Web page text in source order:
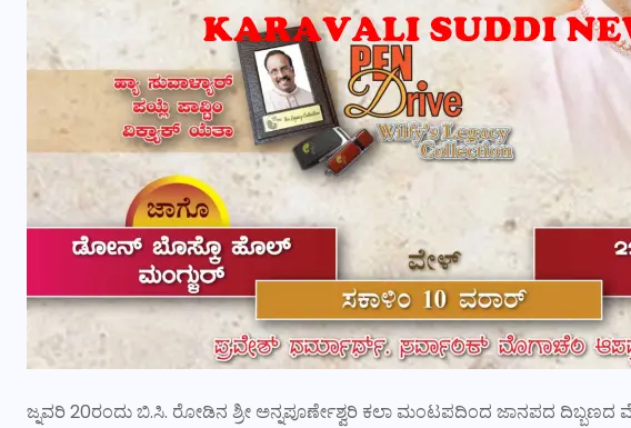
ಜ್ನವರಿ 20ರಂದು ಬಿ.ಸಿ. ರೋಡಿನ ಶ್ರೀ ಅನ್ನಪೂರ್ಣೇಶ್ವರಿ ಕಲಾ ಮಂಟಪದಿಂದ ಜಾನಪದ